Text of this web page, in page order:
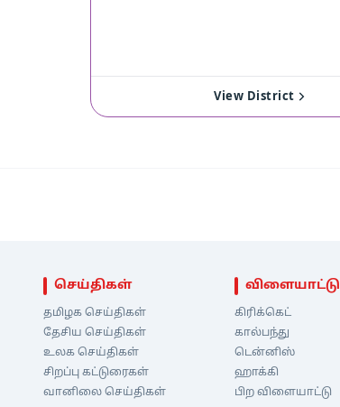
View District
செய்திகள்
தமிழக செய்திகள்
தேசிய செய்திகள்
உலக செய்திகள்
சிறப்பு கட்டுரைகள்
வானிலை செய்திகள்
விளையாட்டு
கிரிக்கெட்
கால்பந்து
டென்னிஸ்
ஹாக்கி
பிற விளையாட்டு